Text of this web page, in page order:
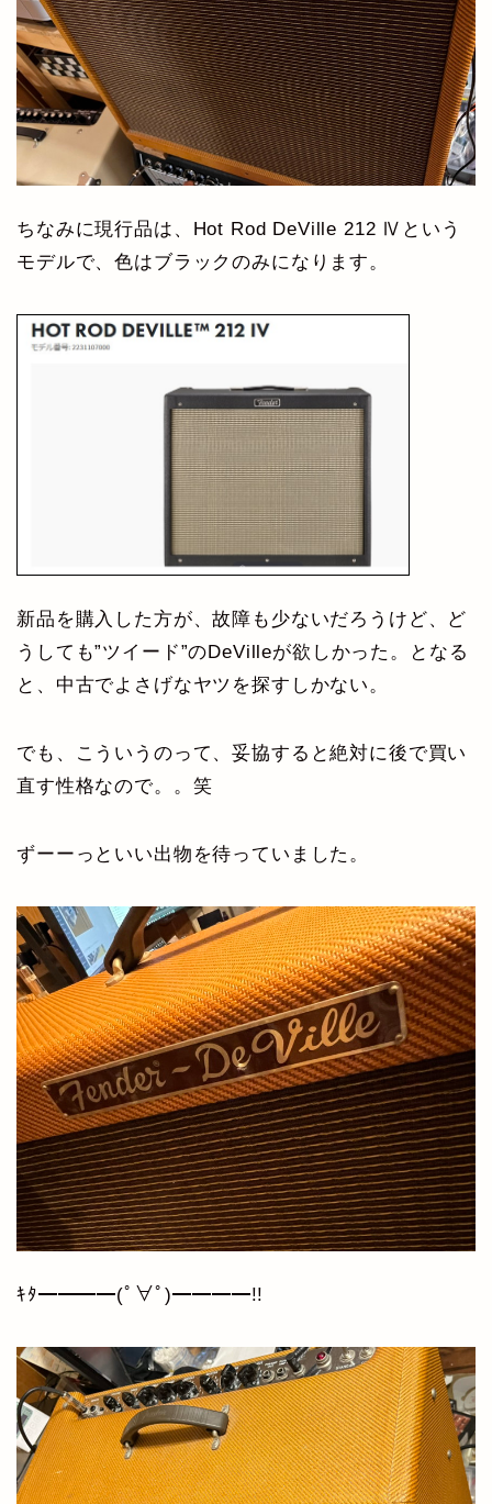
ちなみに現行品は、Hot Rod DeVille 212 Ⅳという
モデルで、色はブラックのみになります。
新品を購入した方が、故障も少ないだろうけど、ど
うしても”ツイード”のDeVilleが欲しかった。となる
と、中古でよさげなヤツを探すしかない。
でも、こういうのって、妥協すると絶対に後で買い
直す性格なので。。笑
ずーーっといい出物を待っていました。
ｷﾀ━━━━(ﾟ∀ﾟ)━━━━!!